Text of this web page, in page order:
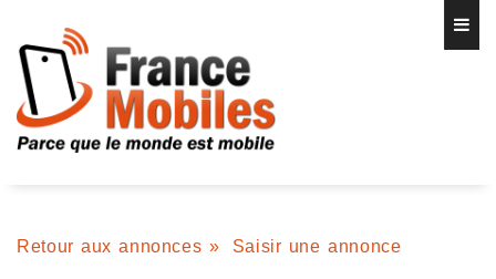
Retour aux annonces » Saisir une annonce